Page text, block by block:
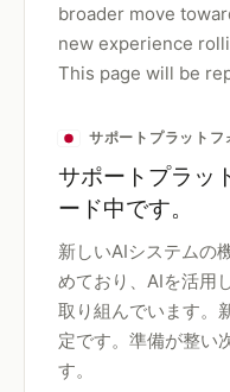
broader move
new experience
This page will be
サポートプラットフ
サポートプラッ
ード中です。
新しいAIシステムの
めており、AIを活用
取り組んでいます。
定です。準備が整い
す。